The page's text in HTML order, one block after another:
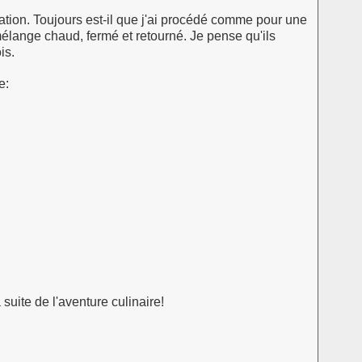
Toujours est-il que j'ai procédé comme pour une
chaud, fermé et retourné. Je pense qu'ils
de l'aventure culinaire!